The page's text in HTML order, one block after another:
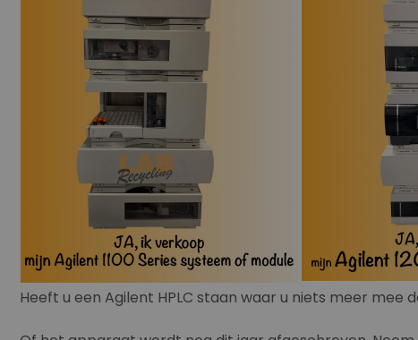
Heeft u een Agilent HPLC staan waar u niets meer mee